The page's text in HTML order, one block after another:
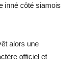
inné côté siamois
alors une
officiel et